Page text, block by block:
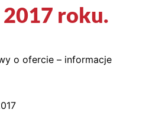
roku.
o ofercie – informacje